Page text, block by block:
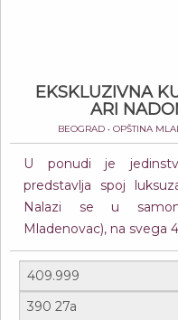
EKSKLUZIVNA
ARI
BEOGRAD • OPŠTINA
U ponudi je
predstavlja spoj
Nalazi se u
Mladenovac), na svega